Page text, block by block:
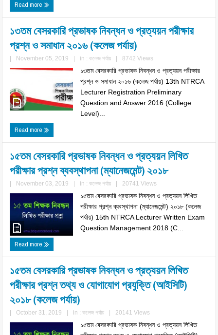
Read more
১৩তম বেসরকারি প্রভাষক নিবন্ধন ও প্রত্যয়ন পরীক্ষার
প্রশ্ন ও সমাধান ২০১৬ (কলেজ পর্যায়)
November 05, 2019 in :কলেজ পর্যায় 8742 Views
১৩তম বেসরকারি প্রভাষক নিবন্ধন ও প্রত্যয়ন পরীক্ষার
প্রশ্ন ও সমাধান ২০১৬ (কলেজ পর্যায়) 13th NTRCA
Lecturer Registration Preliminary
Question and Answer 2016 (College
Level)...
Read more
১৫তম বেসরকারি প্রভাষক নিবন্ধন ও প্রত্যয়ন লিখিত
পরীক্ষার প্রশ্ন ব্যবস্থাপনা (ম্যানেজমেন্ট) ২০১৮
November 03, 2019 in :কলেজ পর্যায় 20741 Views
১৫তম বেসরকারি প্রভাষক নিবন্ধন ও প্রত্যয়ন লিখিত
পরীক্ষার প্রশ্ন ব্যবস্থাপনা (ম্যানেজমেন্ট) ২০১৮ (কলেজ
পর্যায়) 15th NTRCA Lecturer Written Exam
Question Management 2018 (C...
Read more
১৫তম বেসরকারি প্রভাষক নিবন্ধন ও প্রত্যয়ন লিখিত
পরীক্ষার প্রশ্ন তথ্য ও যোগাযোগ প্রযুক্তি (আইসিটি)
২০১৮ (কলেজ পর্যায়)
October 31, 2019 in :কলেজ পর্যায় 20141 Views
১৫তম বেসরকারি প্রভাষক নিবন্ধন ও প্রত্যয়ন লিখিত